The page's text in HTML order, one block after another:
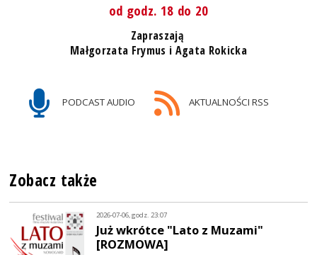
od godz. 18 do 20
Zapraszają
Małgorzata Frymus i Agata Rokicka
PODCAST AUDIO AKTUALNOŚCI RSS
Zobacz także
2026-07-06, godz. 23:07
Już wkrótce "Lato z Muzami"
[ROZMOWA]